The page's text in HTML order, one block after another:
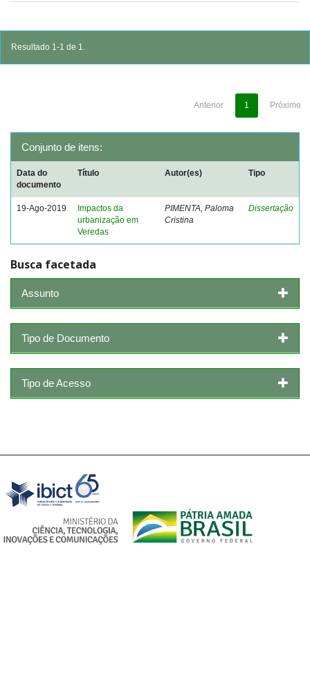
Resultado 1-1 de 1.
Anterior 1 Próximo
Conjunto de itens:
Data do
documento
Título Autor(es) Tipo
19-Ago-2019
Impactos da
urbanização em
Veredas
PIMENTA, Paloma
Cristina
Dissertação
Busca facetada
Assunto
Tipo de Documento
Tipo de Acesso